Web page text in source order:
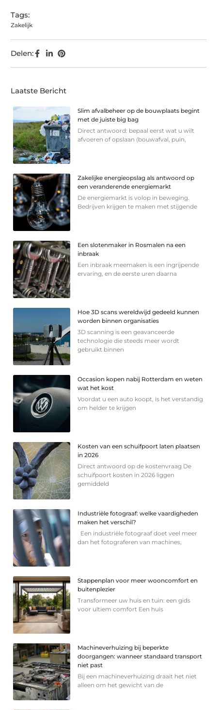
Tags:
Zakelijk
Delen:
Laatste Bericht
Slim afvalbeheer op de bouwplaats begint
met de juiste big bag
Direct antwoord: bepaal eerst wat u wilt
afvoeren of opslaan (bouwafval, puin,
Zakelijke energieopslag als antwoord op
een veranderende energiemarkt
De energiemarkt is volop in beweging.
Bedrijven krijgen te maken met stijgende
Een slotenmaker in Rosmalen na een
inbraak
Een inbraak meemaken is een ingrijpende
ervaring, en de eerste uren daarna
Hoe 3D scans wereldwijd gedeeld kunnen
worden binnen organisaties
3D scanning is een geavanceerde
technologie die steeds meer wordt
gebruikt binnen
Occasion kopen nabij Rotterdam en weten
wat het kost
Voordat u een auto koopt, is het verstandig
om helder te krijgen
Kosten van een schuifpoort laten plaatsen
in 2026
Direct antwoord op de kostenvraag De
schuifpoort kosten in 2026 liggen
gemiddeld
Industriële fotograaf: welke vaardigheden
maken het verschil?
Een industriële fotograaf doet veel meer
dan het fotograferen van machines,
Stappenplan voor meer wooncomfort en
buitenplezier
Transformeer uw huis en tuin: een gids
voor ultiem comfort Een huis
Machineverhuizing bij beperkte
doorgangen: wanneer standaard transport
niet past
Bij een machineverhuizing draait het niet
alleen om het gewicht van de